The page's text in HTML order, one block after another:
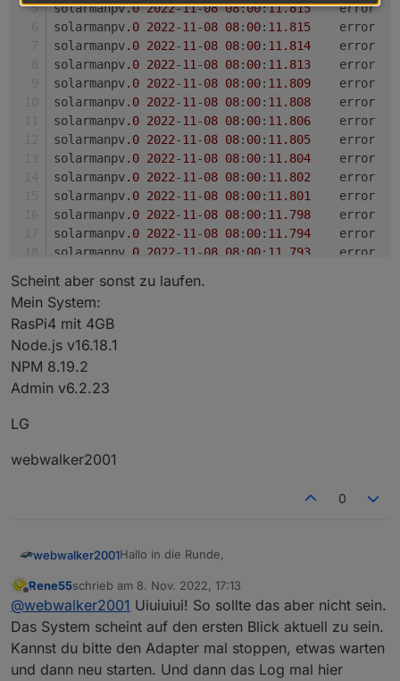
solarmanpv.0 2022-11-08 08:00:11.815
	error
solarmanpv.0 2022-11-08 08: 00: 11.815
solarmanpv.0 2022-11-08 08: 00: 11.814
solarmanpv.0 2022-11-08 08: 00: 11.813
solarmanpv.0 2022-11-08 08: 00: 11.809
solarmanpv.0 2022-11-08 08: 00: 11.808
solarmanpv.0 2022-11-08 08: 00: 11.806
solarmanpv.0 2022-11-08 08: 00: 11.805
solarmanpv.0 2022-11-08 08: 00: 11.804
solarmanpv.0 2022-11-08 08: 00: 11.802
solarmanpv.0 2022-11-08 08: 00: 11.801
solarmanpv.0 2022-11-08 08: 00: 11.798
solarmanpv.0 2022-11-08 08: 00: 11.794
solarmanpv .0 2022-11 -08 08: 00: 11.793
solarmanpv.0 2022-11 -
solarmanpv
solarmanpv
solarmanpv
solarmanpv
solarmanpv
Scheint aber sonst zu laufen.
Mein System:
RasPi4 mit 4GB
Node.js v16.18.1
NPM 8.19.2
Admin v6.2.23
LG
webwalker2001
0
webwalker2001Hallo in die Runde,
ich bekomme ab und zu folgende
Fehlermeldungen:
solarmanpv.0 2022-11-08
solarmanpv.0 2022-11-08
solarmanpv.0 2022-11-08
solarmanpv.0 2022-11-08
Scheint aber sonst zu laufen.
Mein System:
Offline
Rene55schrieb am 8. Nov. 2022, 17:13
zuletzt editiert von
@webwalker2001 Uiuiuiui! So sollte das aber nicht sein.
Das System scheint auf den ersten Blick aktuell zu sein.
Kannst du bitte den Adapter mal stoppen, etwas warten
und dann neu starten. Und dann das Log mal hier